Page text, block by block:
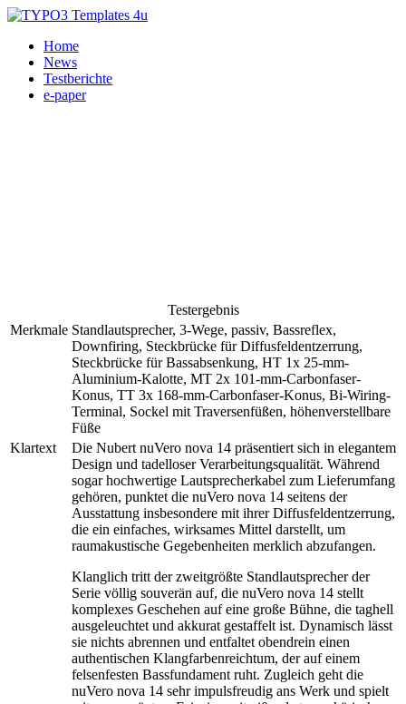
Home
News
Testberichte
e-paper
Testergebnis
Merkmale Standlautsprecher, 3-Wege, passiv, Bassreflex,
Downfiring, Steckbrücke für Diffusfeldentzerrung,
Steckbrücke für Bassabsenkung, HT 1x 25-mm-
Aluminium-Kalotte, MT 2x 101-mm-Carbonfaser-
Konus, TT 3x 168-mm-Carbonfaser-Konus, Bi-Wiring-
Terminal, Sockel mit Traversenfüßen, höhenverstellbare
Füße
Klartext
Die Nubert nuVero nova 14 präsentiert sich in elegantem
Design und tadelloser Verarbeitungsqualität. Während
sogar hochwertige Lautsprecherkabel zum Lieferumfang
gehören, punktet die nuVero nova 14 seitens der
Ausstattung insbesondere mit ihrer Diffusfeldentzerrung,
die ein einfaches, wirksames Mittel darstellt, um
raumakustische Gegebenheiten merklich abzufangen.
Klanglich tritt der zweitgrößte Standlautsprecher der
Serie völlig souverän auf, die nuVero nova 14 stellt
komplexes Geschehen auf eine große Bühne, die taghell
ausgeleuchtet und akkurat gestaffelt ist. Dynamisch lässt
sie nichts abrennen und entfaltet obendrein einen
authentischen Klangfarbenreichtum, der auf einem
felsenfesten Bassfundament ruht. Zugleich geht die
nuVero nova 14 sehr impulsfreudig ans Werk und spielt